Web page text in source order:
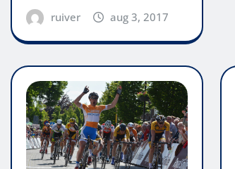
ruiver aug 3, 2017